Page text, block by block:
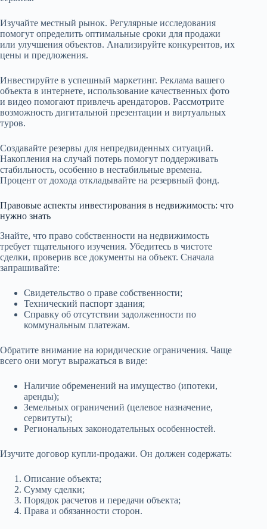
Изучайте местный рынок. Регулярные исследования
помогут определить оптимальные сроки для продажи
или улучшения объектов. Анализируйте конкурентов, их
цены и предложения.
Инвестируйте в успешный маркетинг. Реклама вашего
объекта в интернете, использование качественных фото
и видео помогают привлечь арендаторов. Рассмотрите
возможность дигитальной презентации и виртуальных
туров.
Создавайте резервы для непредвиденных ситуаций.
Накопления на случай потерь помогут поддерживать
стабильность, особенно в нестабильные времена.
Процент от дохода откладывайте на резервный фонд.
Правовые аспекты инвестирования в недвижимость: что
нужно знать
Знайте, что право собственности на недвижимость
требует тщательного изучения. Убедитесь в чистоте
сделки, проверив все документы на объект. Сначала
запрашивайте:
Свидетельство о праве собственности;
Технический паспорт здания;
Справку об отсутствии задолженности по
коммунальным платежам.
Обратите внимание на юридические ограничения. Чаще
всего они могут выражаться в виде:
Наличие обременений на имущество (ипотеки,
аренды);
Земельных ограничений (целевое назначение,
сервитуты);
Региональных законодательных особенностей.
Изучите договор купли-продажи. Он должен содержать:
Описание объекта;
Сумму сделки;
Порядок расчетов и передачи объекта;
Права и обязанности сторон.